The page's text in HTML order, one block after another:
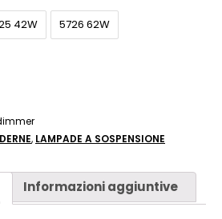
42W 5726 62W
, LAMPADE A SOSPENSIONE
Informazioni aggiuntive